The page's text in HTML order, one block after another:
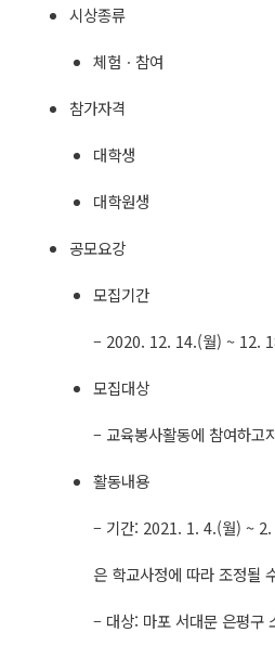
시상종류
체험ㆍ참여
참가자격
대학생
대학원생
공모요강
모집기간
– 2020. 12. 14.(월) ~ 12.
모집대상
– 교육봉사활동에 참여하고
활동내용
– 기간: 2021. 1. 4.(월) ~
은 학교사정에 따라 조정될
– 대상: 마포 서대문 은평구